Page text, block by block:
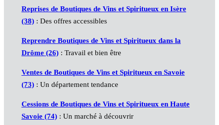
Reprises de Boutiques de Vins et Spiritueux en Isère
(38): Des offres accessibles
Reprendre Boutiques de Vins et Spiritueux dans la
Drôme (26): Travail et bien être
Ventes de Boutiques de Vins et Spiritueux en Savoie
(73): Un département tendance
Cessions de Boutiques de Vins et Spiritueux en Haute
Savoie (74): Un marché à découvrir